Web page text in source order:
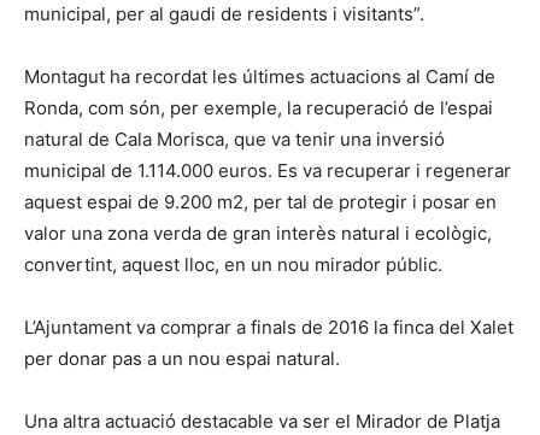
municipal, per al gaudi de residents i visitants”.
Montagut ha recordat les últimes actuacions al Camí de
Ronda, com són, per exemple, la recuperació de l’espai
natural de Cala Morisca, que va tenir una inversió
municipal de 1.114.000 euros. Es va recuperar i regenerar
aquest espai de 9.200 m2, per tal de protegir i posar en
valor una zona verda de gran interès natural i ecològic,
convertint, aquest lloc, en un nou mirador públic.
L’Ajuntament va comprar a finals de 2016 la finca del Xalet
per donar pas a un nou espai natural.
Una altra actuació destacable va ser el Mirador de Platja